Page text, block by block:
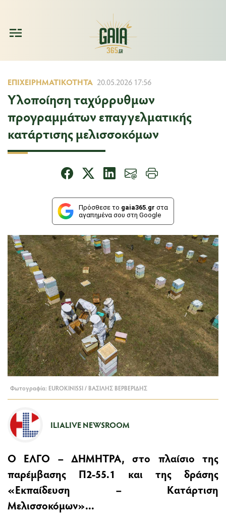
ΕΠΙΧΕΙΡΗΜΑΤΙΚΌΤΗΤΑ 20.05.2026 17:56
Υλοποίηση ταχύρρυθμων
προγραμμάτων επαγγελματικής
κατάρτισης μελισσοκόμων
Πρόσθεσε το gaia365.gr στα
αγαπημένα σου στη Google
Φωτογραφία: EUROKINISSI / ΒΑΣΙΛΗΣ ΒΕΡΒΕΡΙΔΗΣ
ILIALIVE NEWSROOM
Ο ΕΛΓΟ – ΔΗΜΗΤΡΑ, στο πλαίσιο της
παρέμβασης Π2-55.1 και της δράσης
«Εκπαίδευση – Κατάρτιση
Μελισσοκόμων»...